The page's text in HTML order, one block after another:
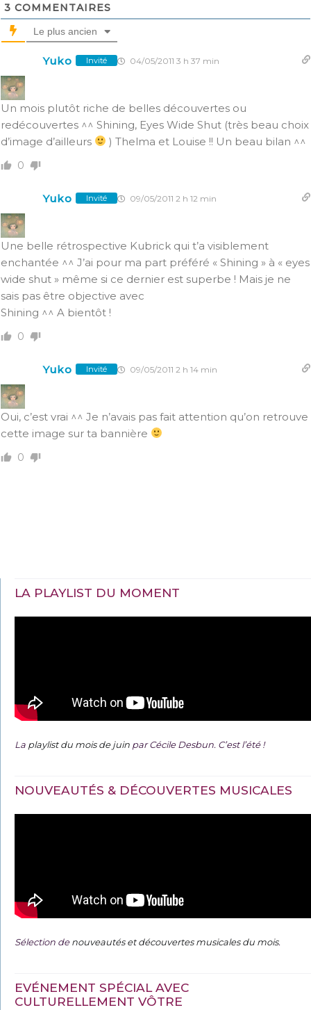
3 COMMENTAIRES
Le plus ancien
Yuko Invité 04/05/2011 3 h 37 min
Un mois plutôt riche de belles découvertes ou
redécouvertes ^^ Shining, Eyes Wide Shut (très beau choix
d’image d’ailleurs
) Thelma et Louise !! Un beau bilan ^^
0
Yuko Invité 09/05/2011 2 h 12 min
Une belle rétrospective Kubrick qui t’a visiblement
enchantée ^^ J’ai pour ma part préféré « Shining » à « eyes
wide shut » même si ce dernier est superbe ! Mais je ne
sais pas être objective avec
Shining ^^ A bientôt !
0
Yuko Invité 09/05/2011 2 h 14 min
Oui, c’est vrai ^^ Je n’avais pas fait attention qu’on retrouve
cette image sur ta bannière
0
LA PLAYLIST DU MOMENT
La playlist du mois de juin par Cécile Desbun. C’est l’été !
NOUVEAUTÉS & DÉCOUVERTES MUSICALES
Sélection denouveautés et découvertes musicales du mois.
EVÉNEMENT SPÉCIAL AVEC
CULTURELLEMENT VÔTRE